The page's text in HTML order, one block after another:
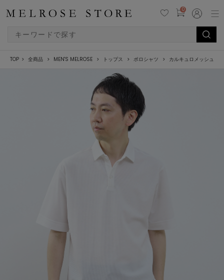
0
TOP 全商品 MEN'S MELROSE トップス ポロシャツ カルキュロメッシュポ